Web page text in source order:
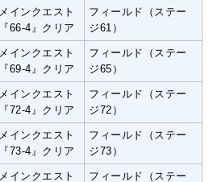
メインクエスト
『66-4』クリア
フィールド（ステー
ジ61）
メインクエスト
『69-4』クリア
フィールド（ステー
ジ65）
メインクエスト
『72-4』クリア
フィールド（ステー
ジ72）
メインクエスト
『73-4』クリア
フィールド（ステー
ジ73）
メインクエスト
フィールド（ステー